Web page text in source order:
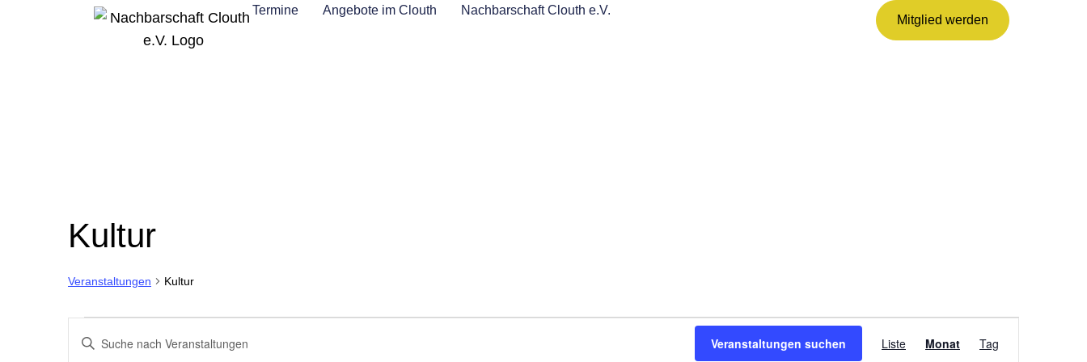
Termine Angebote im Clouth Nachbarschaft Clouth e.V.
Mitglied werden
Kultur
Veranstaltungen Kultur
Veranstaltungen
Bitte
Schlüsselwort
Veranstaltungen suchen
ANSICHTEN-
Liste Monat Tag